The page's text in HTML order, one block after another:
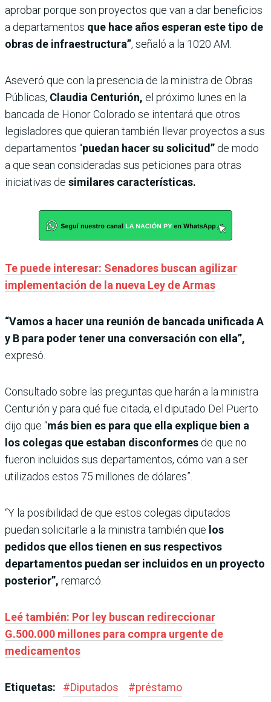
aprobar porque son proyectos que van a dar beneficios
a departamentos que hace años esperan este tipo de
obras de infraestructura”, señaló a la 1020 AM.
Aseveró que con la presencia de la ministra de Obras
Públicas, Claudia Centurión, el próximo lunes en la
bancada de Honor Colorado se intentará que otros
legisladores que quieran también llevar proyectos a sus
departamentos “puedan hacer su solicitud” de modo
a que sean consideradas sus peticiones para otras
iniciativas de similares características.
Te puede interesar: Senadores buscan agilizar
implementación de la nueva Ley de Armas
“Vamos a hacer una reunión de bancada unificada A
y B para poder tener una conversación con ella”,
expresó.
Consultado sobre las preguntas que harán a la ministra
Centurión y para qué fue citada, el diputado Del Puerto
dijo que “más bien es para que ella explique bien a
los colegas que estaban disconformes de que no
fueron incluidos sus departamentos, cómo van a ser
utilizados estos 75 millones de dólares”.
“Y la posibilidad de que estos colegas diputados
puedan solicitarle a la ministra también que los
pedidos que ellos tienen en sus respectivos
departamentos puedan ser incluidos en un proyecto
posterior”, remarcó.
Leé también: Por ley buscan redireccionar
G.500.000 millones para compra urgente de
medicamentos
Etiquetas: #Diputados #préstamo